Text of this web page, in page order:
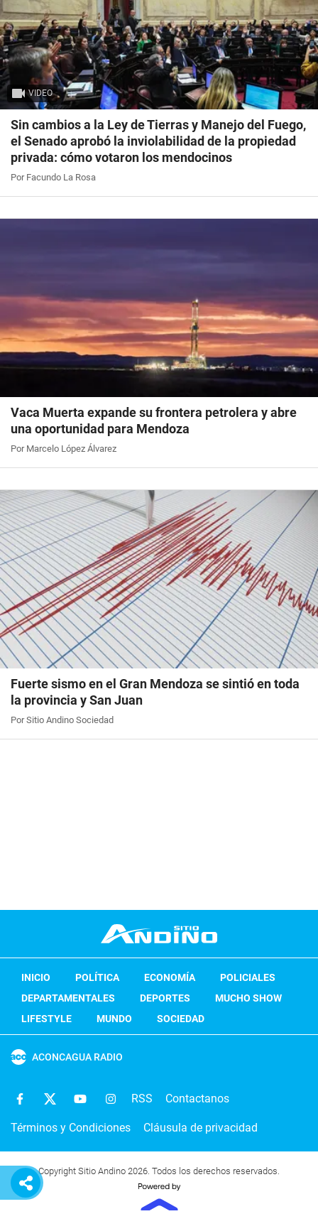
VIDEO
Sin cambios a la Ley de Tierras y Manejo del Fuego,
el Senado aprobó la inviolabilidad de la propiedad
privada: cómo votaron los mendocinos
Por Facundo La Rosa
Vaca Muerta expande su frontera petrolera y abre
una oportunidad para Mendoza
Por Marcelo López Álvarez
Fuerte sismo en el Gran Mendoza se sintió en toda
la provincia y San Juan
Por Sitio Andino Sociedad
INICIO POLÍTICA ECONOMÍA
POLICIALES
DEPARTAMENTALES
DEPORTES
MUCHO SHOW
LIFESTYLE
MUNDO SOCIEDAD
ACONCAGUA RADIO
RSS Contactanos
Términos y Condiciones Cláusula de privacidad
Copyright Sitio Andino 2026. Todos los derechos reservados.